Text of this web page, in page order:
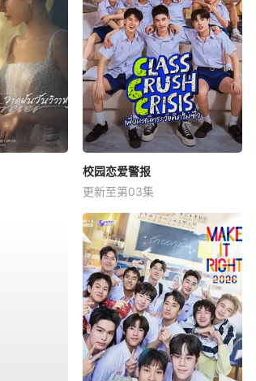
校园恋爱警报
更新至第03集